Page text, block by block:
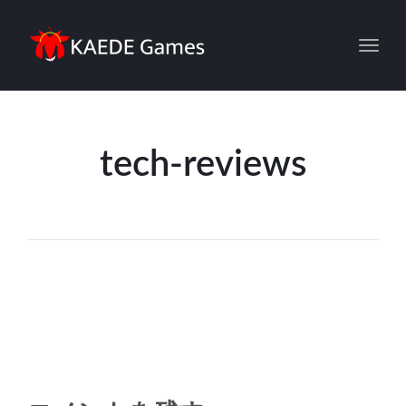
tech-reviews